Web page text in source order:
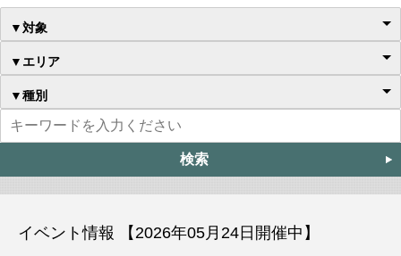
▼対象
▼エリア
▼種別
イベント情報 【2026年05月24日開催中】